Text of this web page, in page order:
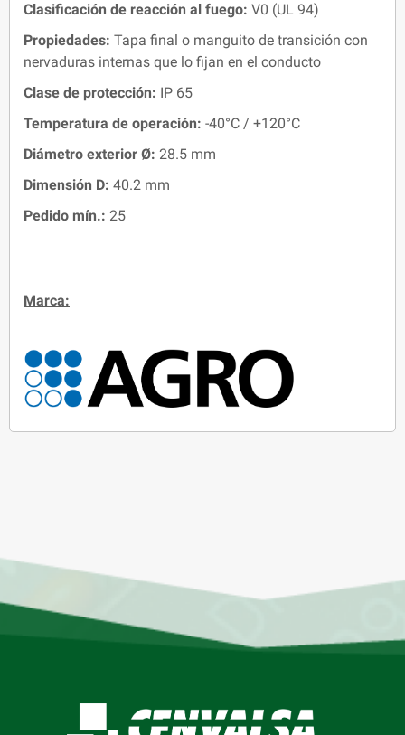
Clasificación de reacción al fuego: V0 (UL 94)
Propiedades: Tapa final o manguito de transición con
nervaduras internas que lo fijan en el conducto
Clase de protección: IP 65
Temperatura de operación: -40°C / +120°C
Diámetro exterior Ø: 28.5 mm
Dimensión D: 40.2 mm
Pedido mín.: 25
Marca: